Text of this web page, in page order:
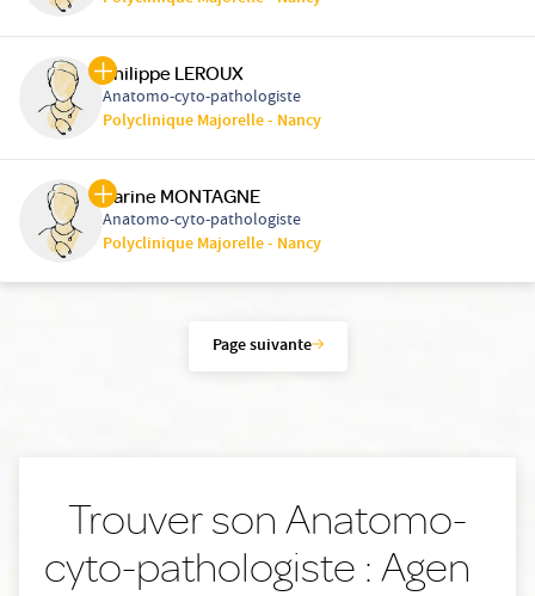
Philippe LEROUX
Anatomo-cyto-pathologiste
Polyclinique Majorelle - Nancy
Karine MONTAGNE
Anatomo-cyto-pathologiste
Polyclinique Majorelle - Nancy
Page suivante
Trouver son Anatomo-
cyto-pathologiste : Agen